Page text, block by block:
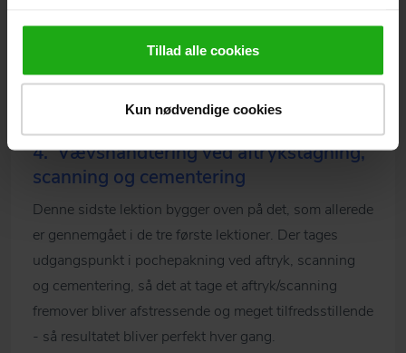
Tillad alle cookies
Kun nødvendige cookies
ved fyldningsbehandling - med særligt fokus på den
vanskelige matriceanlæg.
4.Vævshåndtering ved aftrykstagning,
scanning og cementering
Denne sidste lektion bygger oven på det, som allerede
er gennemgået i de tre første lektioner. Der tages
udgangspunkt i pochepakning ved aftryk, scanning
og cementering, så det at tage et aftryk/scanning
fremover bliver afstressende og meget tilfredsstillende
- så resultatet bliver perfekt hver gang.